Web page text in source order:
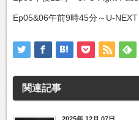
Ep05&06午前9時45分～U-NEXT
関連記事